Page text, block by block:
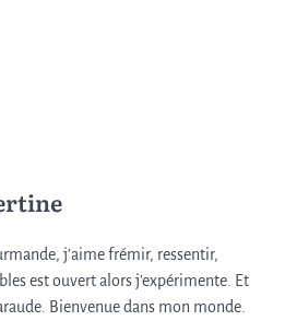
j’aime frémir, ressentir,
est ouvert alors j'expérimente. Et
Bienvenue dans mon monde.